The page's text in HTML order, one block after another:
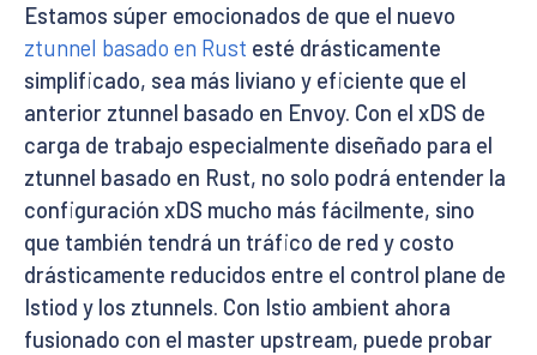
Estamos súper emocionados de que el nuevo
ztunnel basado en Rust esté drásticamente
simplificado, sea más liviano y eficiente que el
anterior ztunnel basado en Envoy. Con el xDS de
carga de trabajo especialmente diseñado para el
ztunnel basado en Rust, no solo podrá entender la
configuración xDS mucho más fácilmente, sino
que también tendrá un tráfico de red y costo
drásticamente reducidos entre el control plane de
Istiod y los ztunnels. Con Istio ambient ahora
fusionado con el master upstream, puede probar